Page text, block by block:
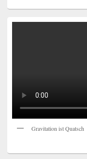
Gravitation ist Quatsch